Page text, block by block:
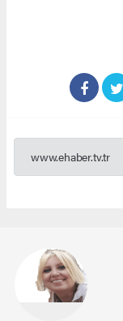
www.ehaber.tv.tr